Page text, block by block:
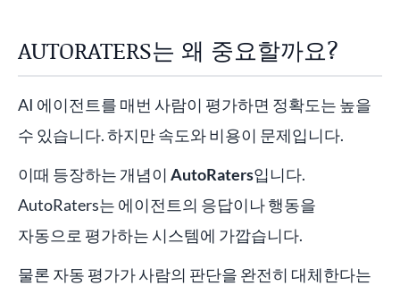
AUTORATERS는 왜 중요할까요?
AI 에이전트를 매번 사람이 평가하면 정확도는 높을
수 있습니다. 하지만 속도와 비용이 문제입니다.
이때 등장하는 개념이 AutoRaters입니다.
AutoRaters는 에이전트의 응답이나 행동을
자동으로 평가하는 시스템에 가깝습니다.
물론 자동 평가가 사람의 판단을 완전히 대체한다는